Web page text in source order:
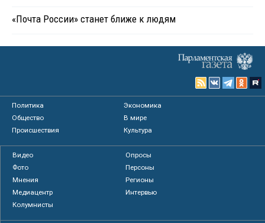
«Почта России» станет ближе к людям
Политика
Экономика
Общество
В мире
Происшествия
Культура
Видео
Опросы
Фото
Персоны
Мнения
Регионы
Медиацентр
Интервью
Колумнисты